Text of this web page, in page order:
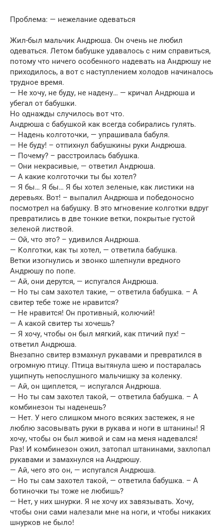
Проблема: — нежелание одеваться
Жил-был мальчик Андрюша. Он очень не любил
одеваться. Летом бабушке удавалось с ним справиться,
потому что ничего особенного надевать на Андрюшу не
приходилось, а вот с наступлением холодов начиналось
трудное время.
— Не хочу, не буду, не надену… — кричал Андрюша и
убегал от бабушки.
Но однажды случилось вот что.
Андрюша с бабушкой как всегда собирались гулять.
— Надень колготочки, — упрашивала бабуля.
— Не буду! – отпихнул бабушкины руки Андрюша.
— Почему? – расстроилась бабушка.
— Они некрасивые, — ответил Андрюша.
— А какие колготочки ты бы хотел?
— Я бы… Я бы… Я бы хотел зеленые, как листики на
деревьях. Вот! – выпалил Андрюша и победоносно
посмотрел на бабушку. В это мгновение колготки вдруг
превратились в две тонкие ветки, покрытые густой
зеленой листвой.
— Ой, что это? – удивился Андрюша.
— Колготки, как ты хотел, — ответила бабушка.
Ветки изогнулись и звонко шлепнули вредного
Андрюшу по попе.
— Ай, они дерутся, — испугался Андрюша.
— Но ты сам захотел такие, — ответила бабушка. – А
свитер тебе тоже не нравится?
— Не нравится! Он противный, колючий!
— А какой свитер ты хочешь?
— Я хочу, чтобы он был мягкий, как птичий пух! –
ответил Андрюша.
Внезапно свитер взмахнул рукавами и превратился в
огромную птицу. Птица вытянула шею и постаралась
ущипнуть непослушного мальчишку за коленку.
— Ай, он щиплется, — испугался Андрюша.
— Но ты сам захотел такой, — ответила бабушка. – А
комбинезон ты наденешь?
— Нет. У него слишком много всяких застежек, я не
люблю засовывать руки в рукава и ноги в штанины! Я
хочу, чтобы он был живой и сам на меня надевался!
Раз! И комбинезон ожил, затопал штанинами, захлопал
рукавами и замахнулся на Андрюшу.
— Ай, чего это он, — испугался Андрюша.
— Но ты сам захотел такой, — ответила бабушка. – А
ботиночки ты тоже не любишь?
— Нет, у них шнурки. Я не хочу их завязывать. Хочу,
чтобы они сами налезали мне на ноги, и чтобы никаких
шнурков не было!